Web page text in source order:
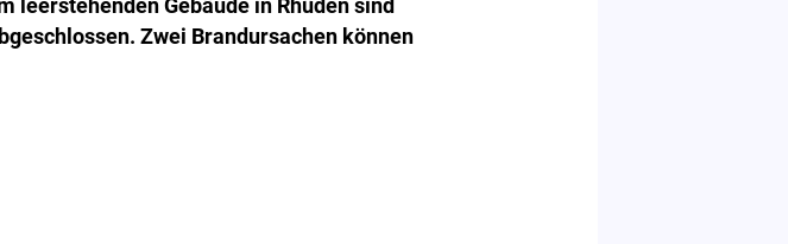
leerstehenden Gebäude in Rhüden sind
Zwei Brandursachen können